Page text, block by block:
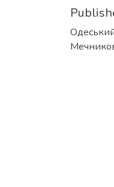
Одеський